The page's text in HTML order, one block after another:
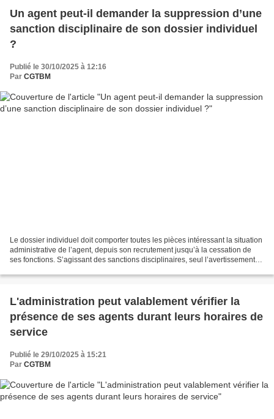
Un agent peut-il demander la suppression d’une
sanction disciplinaire de son dossier individuel
?
Publié le 30/10/2025 à 12:16
Par CGTBM
Le dossier individuel doit comporter toutes les pièces intéressant la situation
administrative de l’agent, depuis son recrutement jusqu’à la cessation de
ses fonctions. S’agissant des sanctions disciplinaires, seul l’avertissement
L'administration peut valablement vérifier la
présence de ses agents durant leurs horaires de
service
Publié le 29/10/2025 à 15:21
Par CGTBM